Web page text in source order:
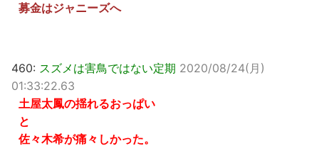
募金はジャニーズへ
460: スズメは害鳥ではない定期 2020/08/24(月)
01:33:22.63
土屋太鳳の揺れるおっぱい
と
佐々木希が痛々しかった。